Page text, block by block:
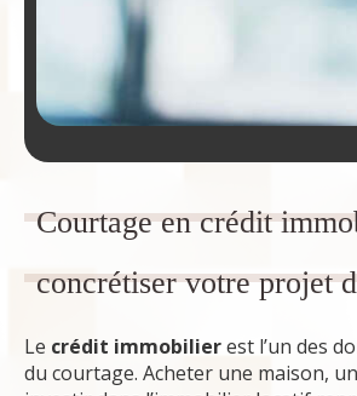
Courtage en crédit
concrétiser votre projet
Le crédit immobilierest l’un des
du courtage. Acheter une maison,